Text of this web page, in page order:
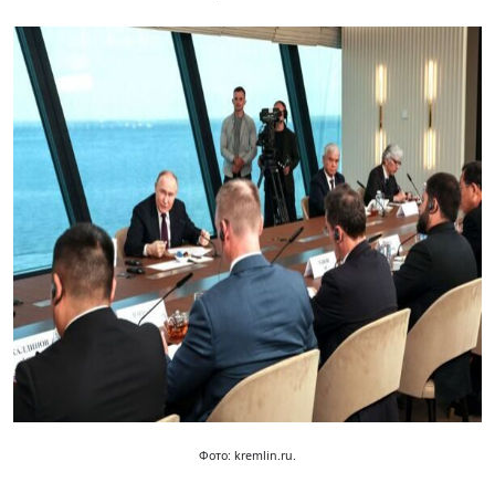
Фото: kremlin.ru.